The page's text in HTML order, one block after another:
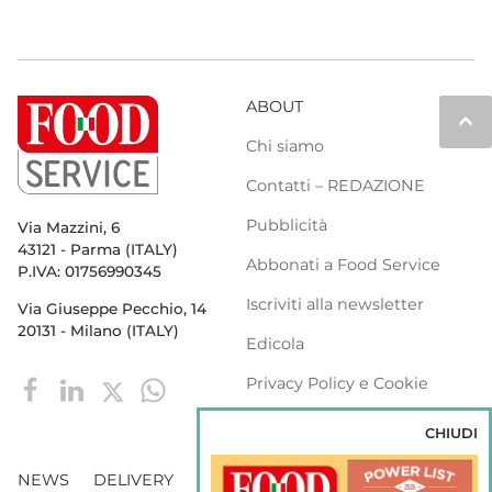
keyboard_arrow_up
Via Mazzini, 6
43121 - Parma (ITALY)
P.IVA: 01756990345
Via Giuseppe Pecchio, 14
20131 - Milano (ITALY)
ABOUT
Chi siamo
Contatti – REDAZIONE
Pubblicità
Abbonati a Food Service
Iscriviti alla newsletter
Edicola
Privacy Policy e Cookie
NEWS DELIVERY DISTRIBUZIONE
CHIUDI